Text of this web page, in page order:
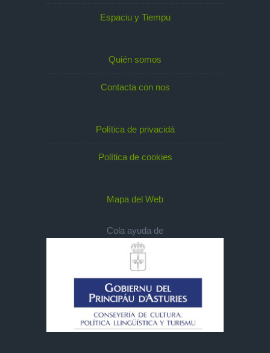
Espaciu y Tiempu
Quién somos
Contacta con nos
Política de privacidá
Política de cookies
Mapa del Web
Cola ayuda de